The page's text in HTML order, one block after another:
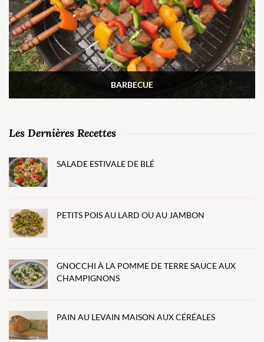
BARBECUE
Les Dernières Recettes
SALADE ESTIVALE DE BLÉ
PETITS POIS AU LARD OU AU JAMBON
GNOCCHI À LA POMME DE TERRE SAUCE AUX
CHAMPIGNONS
PAIN AU LEVAIN MAISON AUX CÉRÉALES